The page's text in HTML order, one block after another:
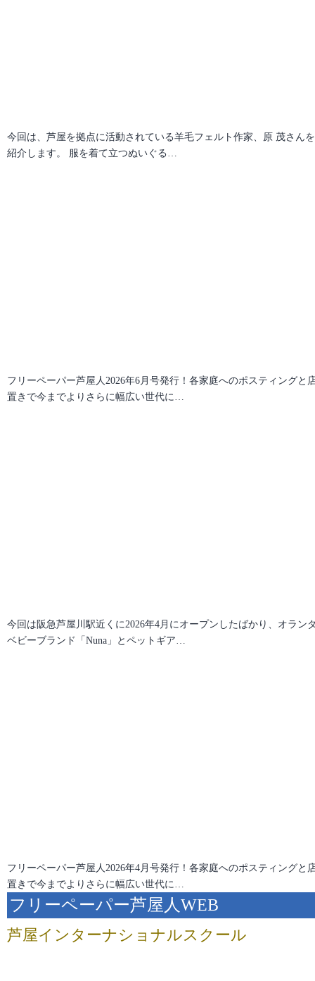
今回は、芦屋を拠点に活動されている羊毛フェルト作家、原 茂さん
紹介します。 服を着て立つぬいぐる…
フリーペーパー芦屋人2026年6月号発行！各家庭へのポスティングと
置きで今までよりさらに幅広い世代に…
今回は阪急芦屋川駅近くに2026年4月にオープンしたばかり、オラン
ベビーブランド「Nuna」とペットギア…
フリーペーパー芦屋人2026年4月号発行！各家庭へのポスティングと
置きで今までよりさらに幅広い世代に…
フリーペーパー芦屋人WEB
芦屋インターナショナルスクール